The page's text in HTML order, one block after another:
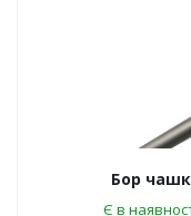
Бор
Є в